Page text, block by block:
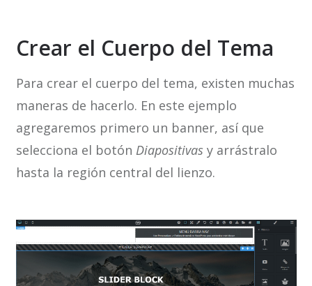
Crear el Cuerpo del Tema
Para crear el cuerpo del tema, existen muchas
maneras de hacerlo. En este ejemplo
agregaremos primero un banner, así que
selecciona el botón Diapositivas y arrástralo
hasta la región central del lienzo.